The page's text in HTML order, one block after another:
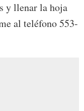
y llenar la hoja
al teléfono 553-